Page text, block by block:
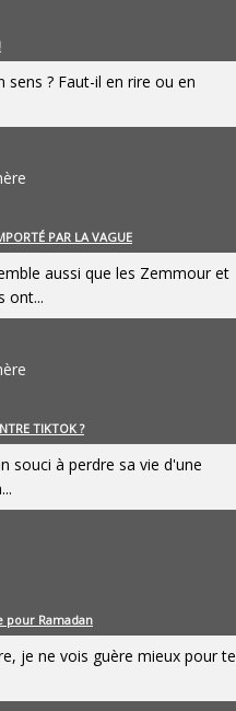
sens ? Faut-il en rire ou en
PAR LA VAGUE
aussi que les Zemmour et
ont...
TIKTOK ?
souci à perdre sa vie d'une
pour Ramadan
je ne vois guère mieux pour te